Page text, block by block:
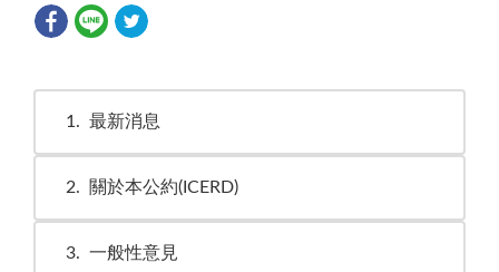
1 最新消息
2 關於本公約(ICERD)
3 一般性意見